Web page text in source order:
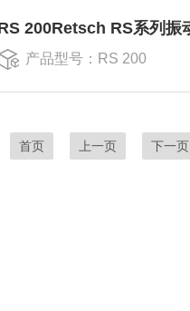
产品型号：RS 200
首页 上一页 下一页